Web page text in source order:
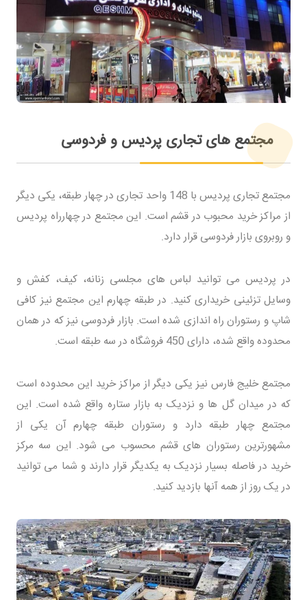
مجتمع های تجاری پردیس و فردوسی
مجتمع تجاری پردیس با 148 واحد تجاری در چهار طبقه، یکی دیگر
از مراکز خرید محبوب در قشم است. این مجتمع در چهارراه پردیس
و روبروی بازار فردوسی قرار دارد.
در پردیس می توانید لباس های مجلسی زنانه، کیف، کفش و
وسایل تزئینی خریداری کنید. در طبقه چهارم این مجتمع نیز کافی
شاپ و رستوران راه اندازی شده است. بازار فردوسی نیز که در همان
محدوده واقع شده، دارای 450 فروشگاه در سه طبقه است.
مجتمع خلیج فارس نیز یکی دیگر از مراکز خرید این محدوده است
که در میدان گل ها و نزدیک به بازار ستاره واقع شده است. این
مجتمع چهار طبقه دارد و رستوران طبقه چهارم آن یکی از
مشهورترین رستوران های قشم محسوب می شود. این سه مرکز
خرید در فاصله بسیار نزدیک به یکدیگر قرار دارند و شما می توانید
در یک روز از همه آنها بازدید کنید.